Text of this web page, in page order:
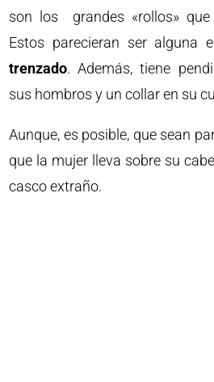
son los grandes «rollos»
Estos parecieran ser alguna
trenzado. Además, tiene
sus hombros y un collar en su
Aunque, es posible, que sean
que la mujer lleva sobre su
casco extraño.